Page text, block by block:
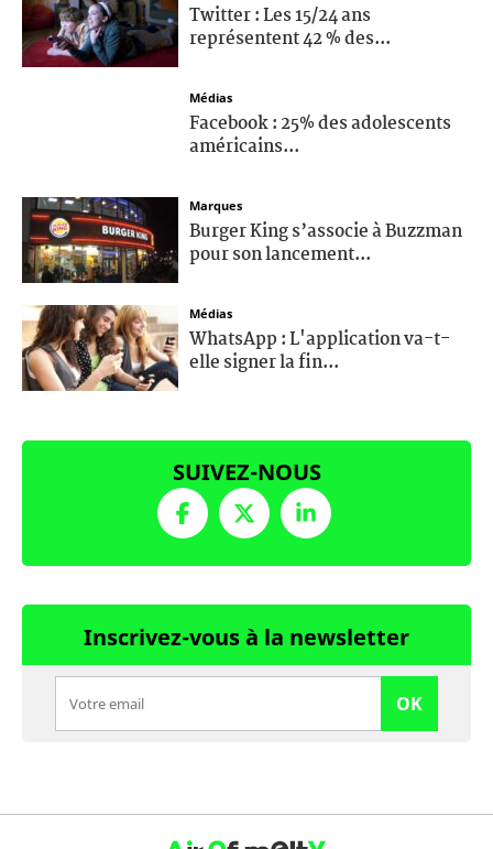
Twitter : Les 15/24 ans
représentent 42 % des...
Médias
Facebook : 25% des adolescents
américains...
Marques
Burger King s’associe à Buzzman
pour son lancement...
Médias
WhatsApp : L'application va-t-
elle signer la fin...
SUIVEZ-NOUS
Inscrivez-vous à la newsletter
OK